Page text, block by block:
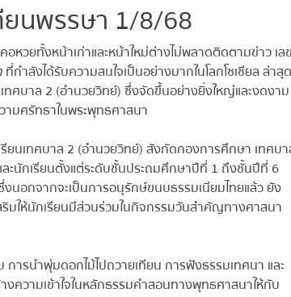
ยนพรรษา 1/8/68
หวยทั้งหน้าเก่าและหน้าใหม่ต่างไม่พลาดติดตามข่าว เลข
ำลังได้รับความสนใจเป็นอย่างมากในโลกโซเชียล ล่าสุด
ศบาล 2 (อำนวยวิทย์) ซึ่งจัดขึ้นอย่างยิ่งใหญ่และงดงาม
มศรัทธาในพระพุทธศาสนา
ยนเทศบาล 2 (อำนวยวิทย์) สังกัดกองการศึกษา เทศบาล
นักเรียนตั้งแต่ระดับชั้นประถมศึกษาปีที่ 1 ถึงชั้นปีที่ 6
อกจากจะเป็นการอนุรักษ์ขนบธรรมเนียมไทยแล้ว ยัง
ให้นักเรียนมีส่วนร่วมในกิจกรรมวันสำคัญทางศาสนา
รนำพุ่มดอกไม้ไปถวายเทียน การฟังธรรมเทศนา และ
ความเข้าใจในหลักธรรมคำสอนทางพุทธศาสนาให้กับ